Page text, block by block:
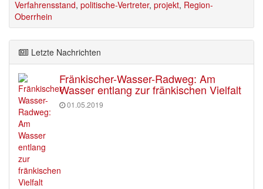
Verfahrensstand, politische-Vertreter, projekt, Region-
Oberrhein
Letzte Nachrichten
Fränkischer-Wasser-Radweg: Am
Wasser entlang zur fränkischen Vielfalt
01.05.2019